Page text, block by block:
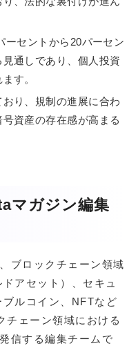
ーセントから20パーセン
通しであり、個人投資
す。
り、規制の進展に合わ
資産の存在感が高まる
マガジン編集
ブロックチェーン領域
アセット）、セキュ
ルコイン、NFTなど
チェーン領域における
信する編集チームで